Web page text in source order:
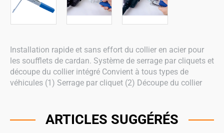
Installation rapide et sans effort du collier en acier pour
les soufflets de cardan. Système de serrage par cliquets et
découpe du collier intégré Convient à tous types de
véhicules (1) Serrage par cliquet (2) Découpe du collier
ARTICLES SUGGÉRÉS